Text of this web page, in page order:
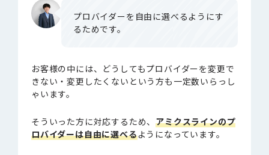
プロバイダーを自由に選べるようにす
るためです。
お客様の中には、どうしてもプロバイダーを変更で
きない・変更したくないという方も一定数いらっし
ゃいます。
そういった方に対応するため、アミクスラインのプ
ロバイダーは自由に選べるようになっています。